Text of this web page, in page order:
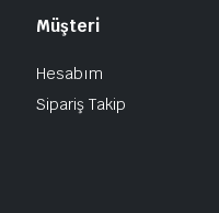
Müşteri
Hesabım
Sipariş Takip